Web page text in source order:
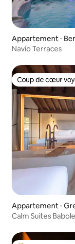
Appartement ⋅
Navío Terraces
Coup de cœur
Coup de cœur
Appartement ⋅
Calm Suites